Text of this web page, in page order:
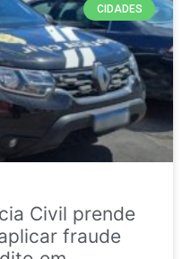
CIDADES
Civil prende
fraude